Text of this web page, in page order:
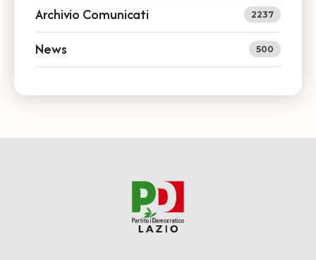
Archivio Comunicati 2237
News 500